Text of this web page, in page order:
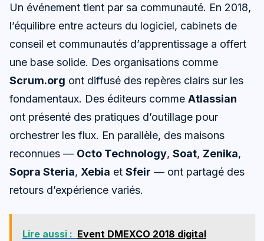
Un événement tient par sa communauté. En 2018,
l’équilibre entre acteurs du logiciel, cabinets de
conseil et communautés d’apprentissage a offert
une base solide. Des organisations comme
Scrum.org ont diffusé des repères clairs sur les
fondamentaux. Des éditeurs comme Atlassian
ont présenté des pratiques d’outillage pour
orchestrer les flux. En parallèle, des maisons
reconnues — Octo Technology, Soat, Zenika,
Sopra Steria, Xebia et Sfeir — ont partagé des
retours d’expérience variés.
Lire aussi : Event DMEXCO 2018 digital